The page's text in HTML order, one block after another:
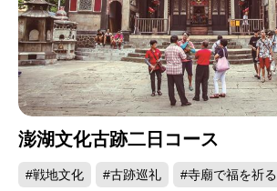
澎湖文化古跡二日コース
#戦地文化 #古跡巡礼 #寺廟で福を祈る